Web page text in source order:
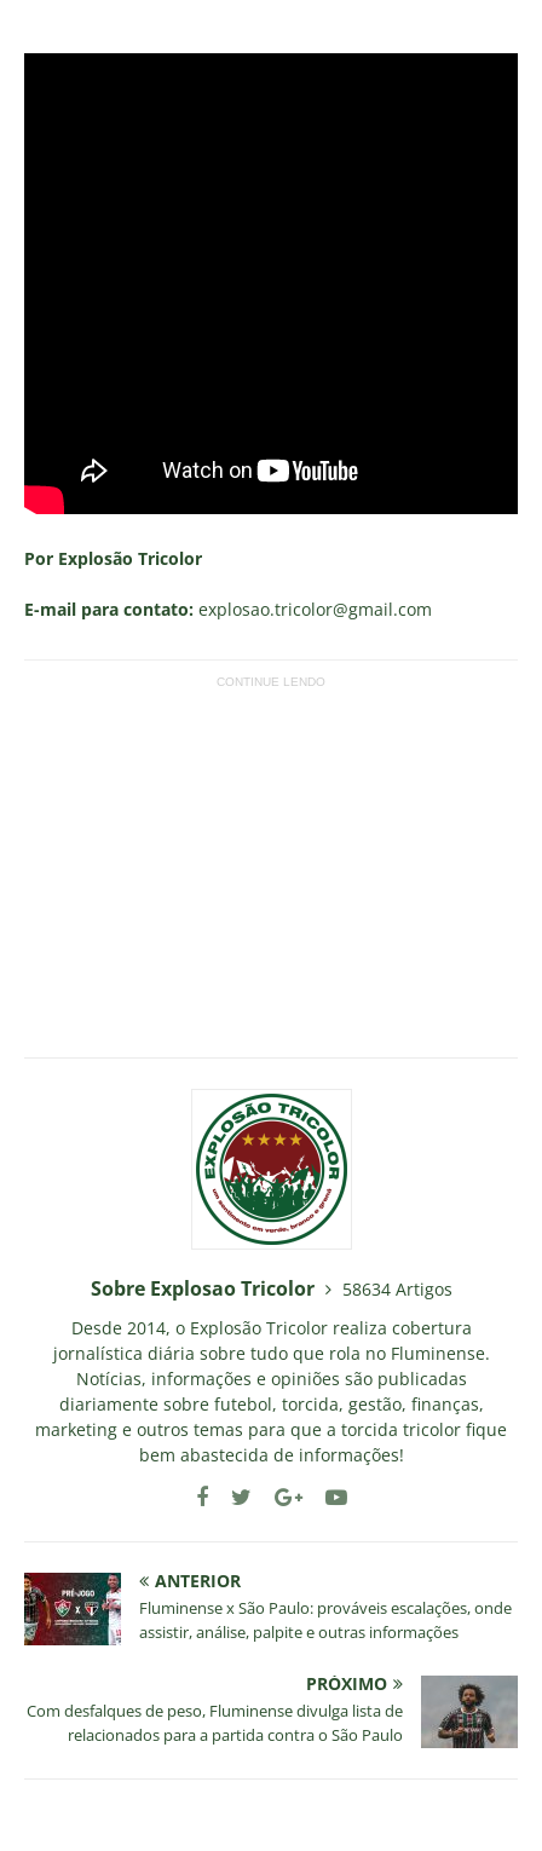
Por Explosão Tricolor
E-mail para contato: explosao.tricolor@gmail.com
CONTINUE LENDO
Sobre Explosao Tricolor
58634 Artigos
Desde 2014, o Explosão Tricolor realiza cobertura
jornalística diária sobre tudo que rola no Fluminense.
Notícias, informações e opiniões são publicadas
diariamente sobre futebol, torcida, gestão, finanças,
marketing e outros temas para que a torcida tricolor fique
bem abastecida de informações!
ANTERIOR
Fluminense x São Paulo: prováveis escalações, onde
assistir, análise, palpite e outras informações
PRÓXIMO
Com desfalques de peso, Fluminense divulga lista de
relacionados para a partida contra o São Paulo